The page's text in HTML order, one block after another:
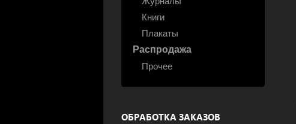
Книги
Плакаты
Распродажа
Прочее
ОБРАБОТКА ЗАКАЗОВ